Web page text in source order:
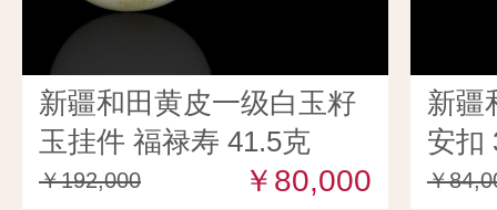
新疆和田黄皮一级白玉籽
玉挂件 福禄寿 41.5克
￥192,000 ￥80,000
新疆
安扣
￥